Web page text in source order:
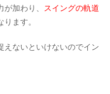
加わり、
スイングの軌道
ります。
えないといけないのでイン